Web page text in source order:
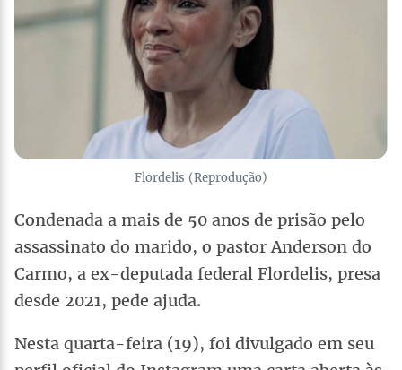
Flordelis (Reprodução)
Condenada a mais de 50 anos de prisão pelo
assassinato do marido, o pastor Anderson do
Carmo, a ex-deputada federal Flordelis, presa
desde 2021, pede ajuda.
Nesta quarta-feira (19), foi divulgado em seu